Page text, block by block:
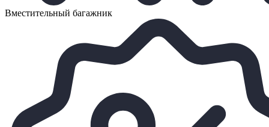
Вместительный багажник